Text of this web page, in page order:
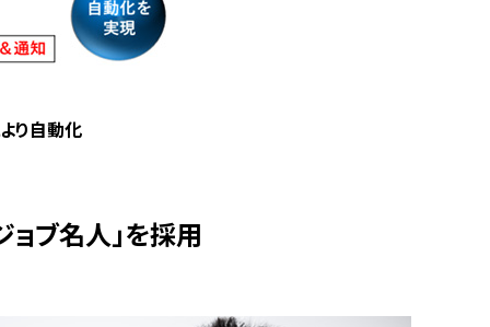
り自動化
ブ名人」を採用